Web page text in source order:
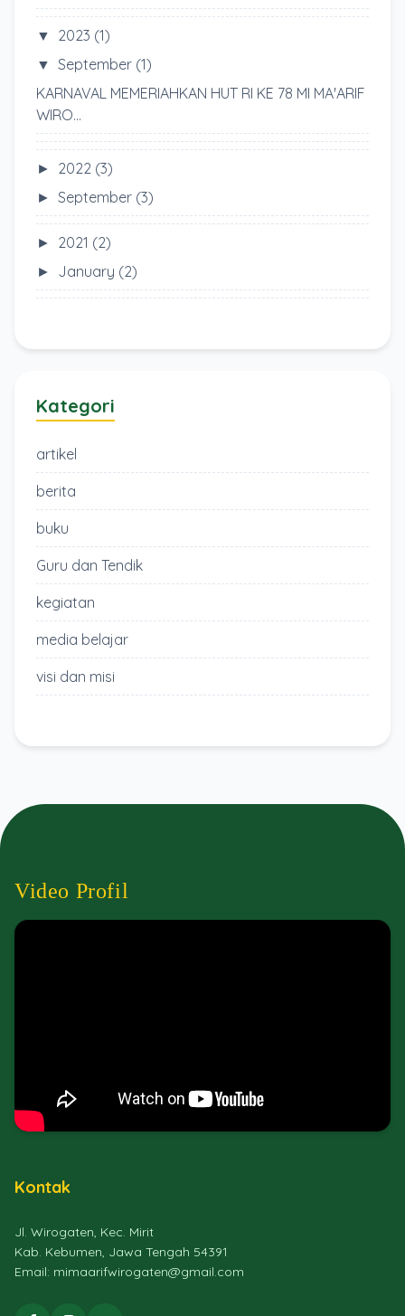
▼ 2023 (1)
▼ September (1)
KARNAVAL MEMERIAHKAN HUT RI KE 78 MI MA'ARIF
WIRO...
► 2022 (3)
► September (3)
► 2021 (2)
► January (2)
Kategori
artikel
berita
buku
Guru dan Tendik
kegiatan
media belajar
visi dan misi
Video Profil
Kontak
Jl. Wirogaten, Kec. Mirit
Kab. Kebumen, Jawa Tengah 54391
Email: mimaarifwirogaten@gmail.com